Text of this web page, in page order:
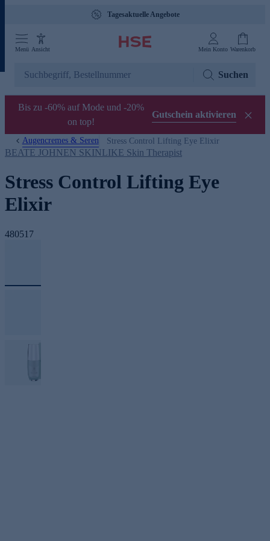
Tagesaktuelle Angebote
Menü Ansicht Mein Konto Warenkorb
Suchen
Bis zu -60% auf Mode und -20%
on top!
Gutschein aktivieren
Augencremes & Seren Stress Control Lifting Eye Elixir
BEATE JOHNEN SKINLIKE Skin Therapist
Stress Control Lifting Eye
Elixir
480517